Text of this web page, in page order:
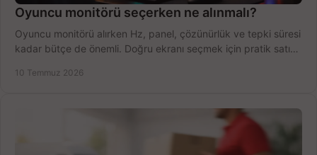
Oyuncu monitörü seçerken ne alınmalı?
Oyuncu monitörü alırken Hz, panel, çözünürlük ve tepki süresi
kadar bütçe de önemli. Doğru ekranı seçmek için pratik satın
10 Temmuz 2026